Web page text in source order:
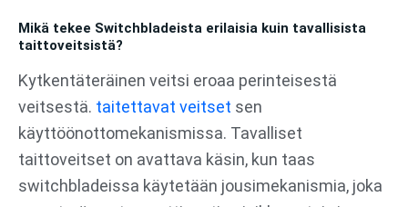
Mikä tekee Switchbladeista erilaisia kuin tavallisista
taittoveitsistä?
Kytkentäteräinen veitsi eroaa perinteisestä
veitsestä. taitettavat veitset sen
käyttöönottomekanismissa. Tavalliset
taittoveitset on avattava käsin, kun taas
switchbladeissa käytetään jousimekanismia, joka